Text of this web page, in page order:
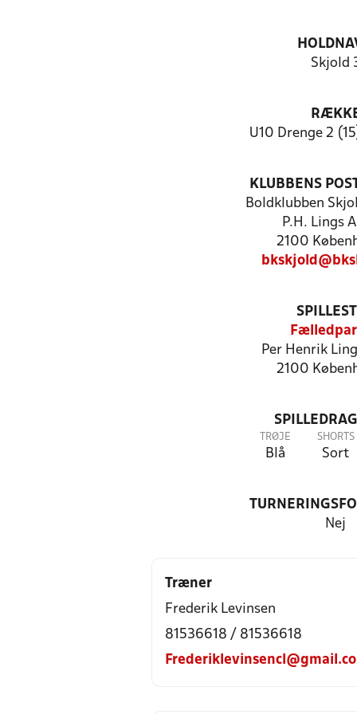
Skjold
U10 Drenge 2
KLUBBENS
Boldklubben
P.H. Lings
2100
Per Henrik
2100
TRØJE
Blå
SHORTS
Sort
Nej
Træner
Frederik Levinsen
81536618 / 81536618